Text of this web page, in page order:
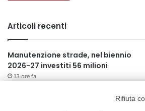
Articoli recenti
Manutenzione strade, nel biennio
2026-27 investiti 56 milioni
13 ore fa
Il codice segreto dei neuroni: laRifiuta